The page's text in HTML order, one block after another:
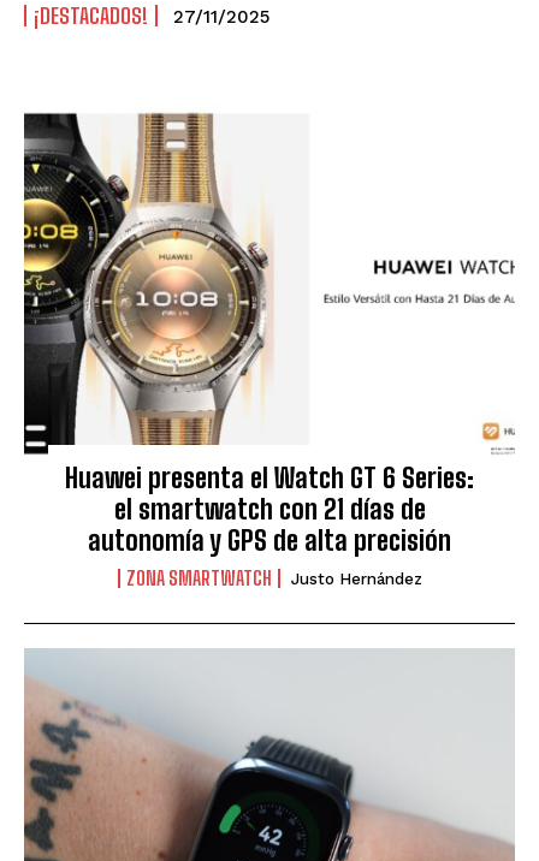
¡DESTACADOS! 27/11/2025
Huawei presenta el Watch GT 6 Series:
el smartwatch con 21 días de
autonomía y GPS de alta precisión
ZONA SMARTWATCH Justo Hernández